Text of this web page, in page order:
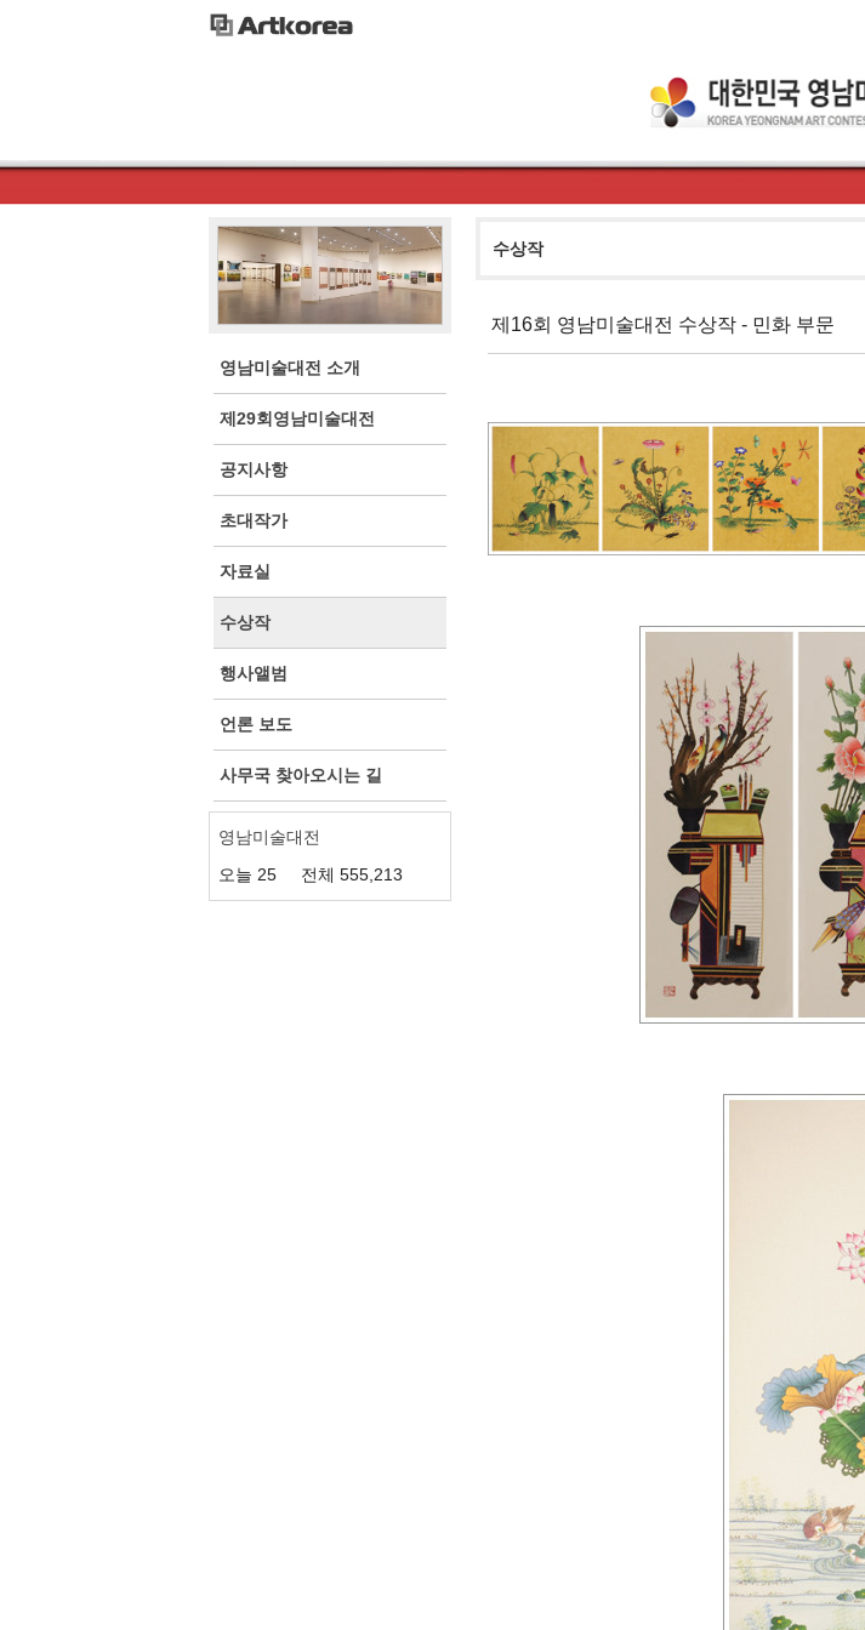
영남미술대전 소개
제29회영남미술대전
공지사항
초대작가
자료실
수상작
행사앨범
언론 보도
사무국 찾아오시는 길
영남미술대전
오늘 25 전체 555,213
수상작
제16회 영남미술대전 수상작 - 민화 부문